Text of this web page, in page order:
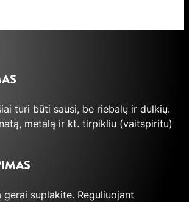
turi būti sausi, be riebalų ir dulkių.
metalą ir kt. tirpikliu (vaitspiritu)
gerai suplakite. Reguliuojant